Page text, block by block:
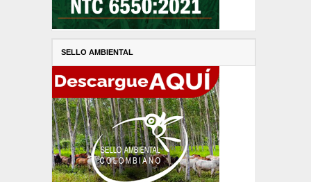
SELLO AMBIENTAL